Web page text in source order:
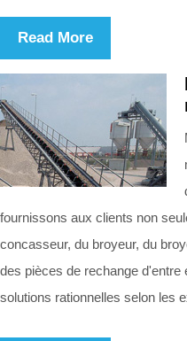
Read More
fournissons aux clients non
concasseur, du broyeur, du
des pièces de rechange
solutions rationnelles selon les